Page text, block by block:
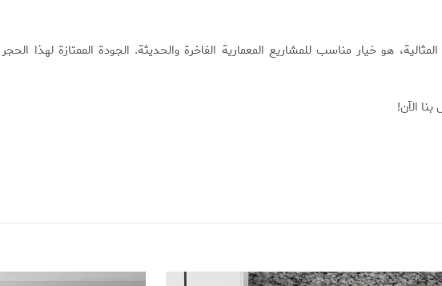
هو خيار مناسب للمشاريع المعمارية الفاخرة والحديثة. الجودة الممتازة لهذا
الآن!
الحقول الإلزامية مشار إليها بـ*